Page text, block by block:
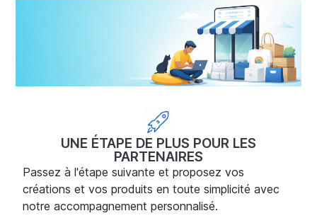
UNE ÉTAPE DE PLUS POUR LES
PARTENAIRES
Passez à l'étape suivante et proposez vos
créations et vos produits en toute simplicité avec
notre accompagnement personnalisé.